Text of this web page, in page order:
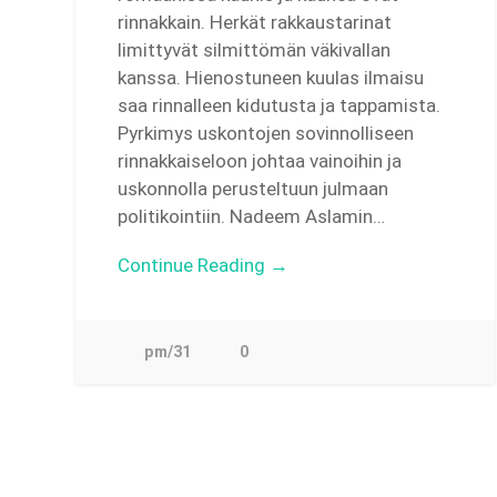
rinnakkain. Herkät rakkaustarinat
limittyvät silmittömän väkivallan
kanssa. Hienostuneen kuulas ilmaisu
saa rinnalleen kidutusta ja tappamista.
Pyrkimys uskontojen sovinnolliseen
rinnakkaiseloon johtaa vainoihin ja
uskonnolla perusteltuun julmaan
politikointiin. Nadeem Aslamin…
Continue Reading →
pm/31 0